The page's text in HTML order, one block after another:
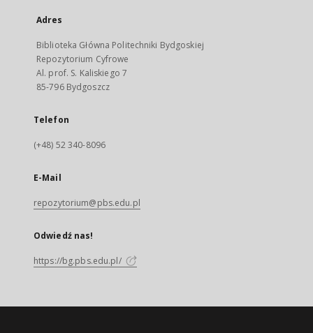
Adres
Biblioteka Główna Politechniki Bydgoskiej
Repozytorium Cyfrowe
Al. prof. S. Kaliskiego 7
85-796 Bydgoszcz
Telefon
(+48) 52 340-8096
E-Mail
repozytorium@pbs.edu.pl
Odwiedź nas!
https://bg.pbs.edu.pl/